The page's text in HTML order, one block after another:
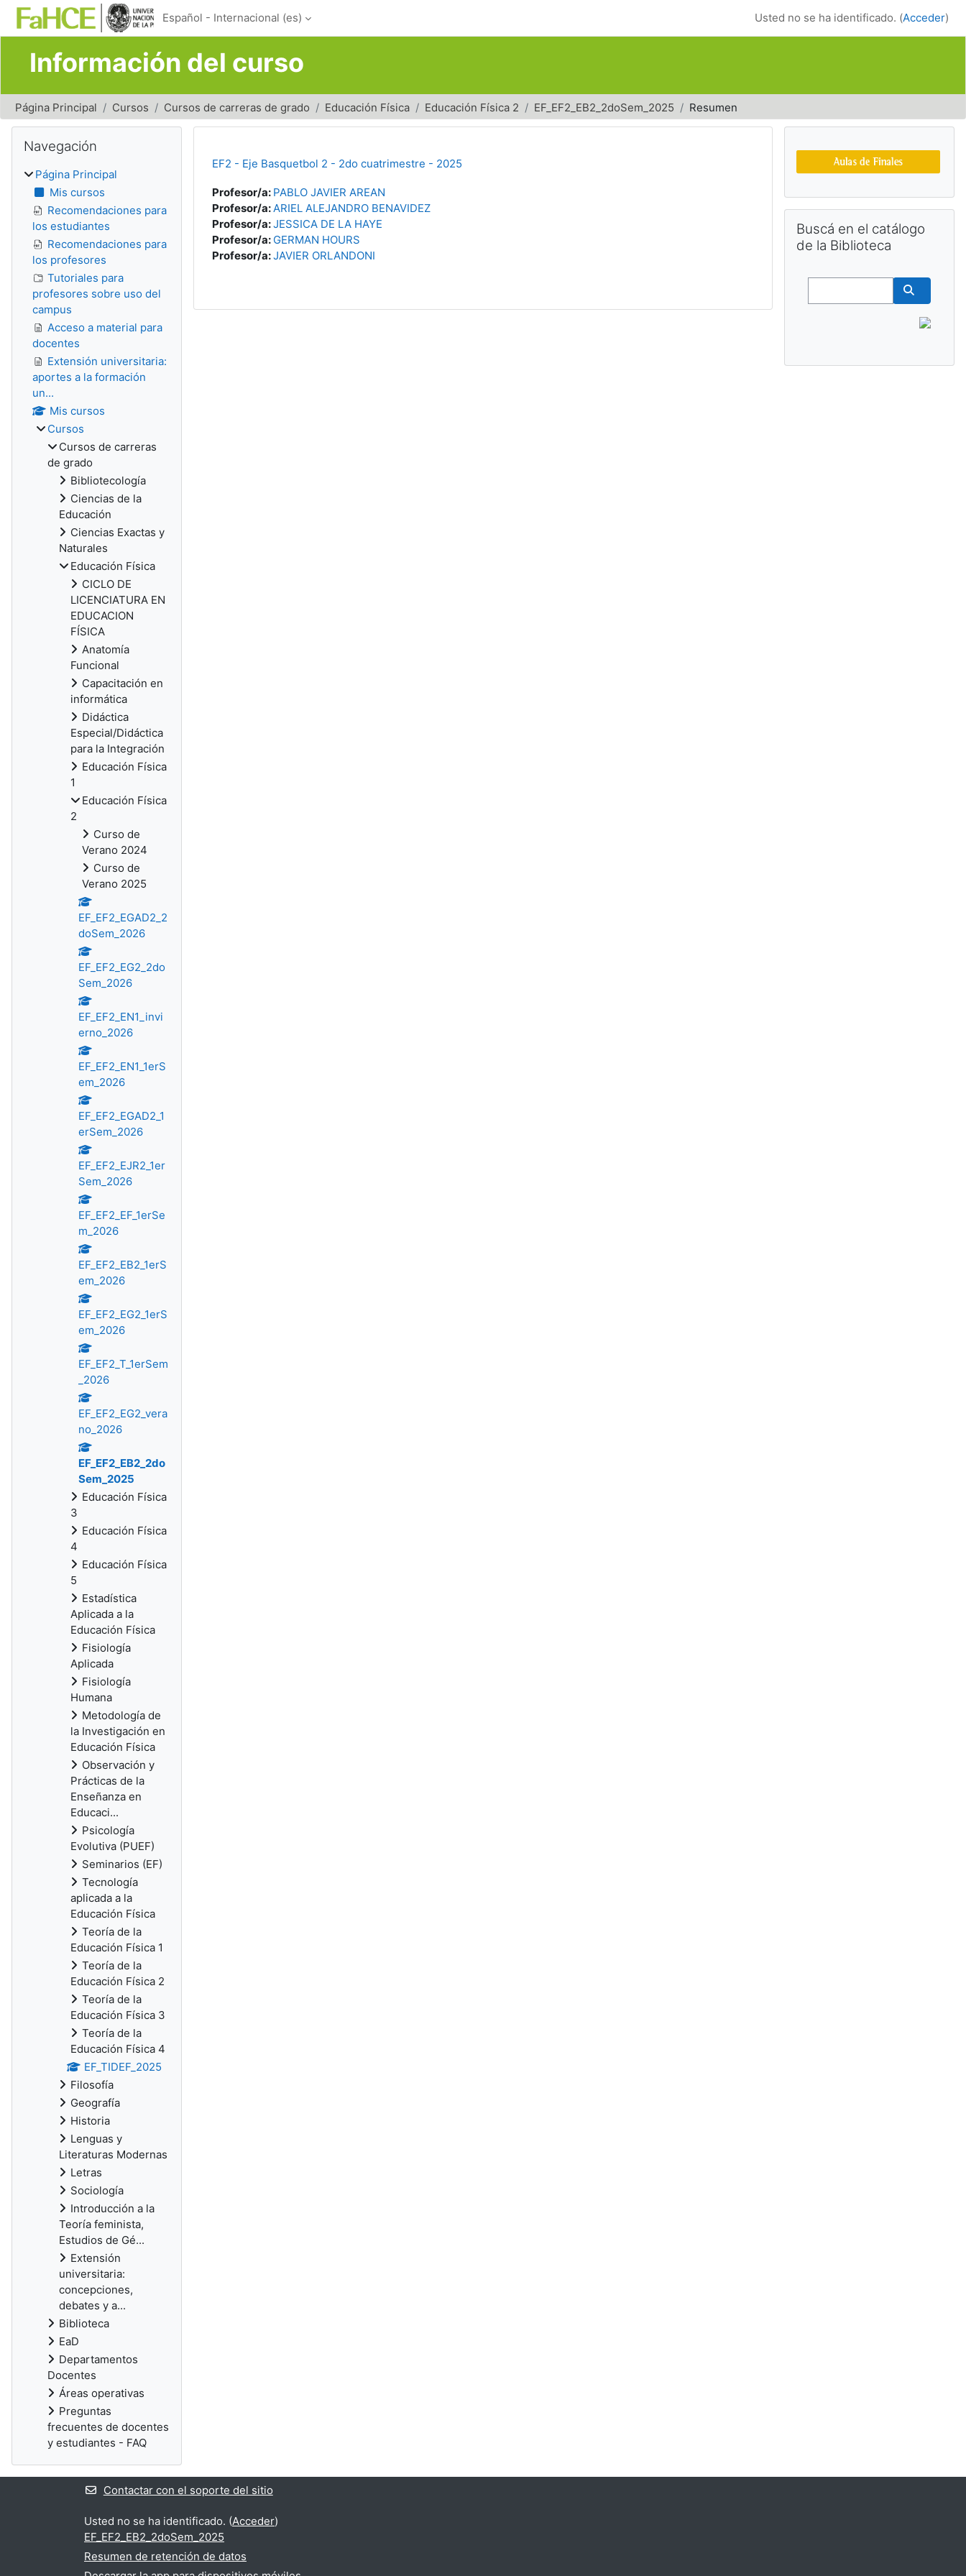
Salta al contenido principal
Español - Internacional ‎(es)‎ Usted no se ha identificado. (Acceder)
Información del curso
Página Principal Cursos Cursos de carreras de grado Educación Física Educación Física 2 EF_EF2_EB2_2doSem_2025 Resumen
EF2 - Eje Basquetbol 2 - 2do cuatrimestre - 2025
Profesor/a: PABLO JAVIER AREAN
Profesor/a:ARIEL ALEJANDRO BENAVIDEZ
Profesor/a:JESSICA DE LA HAYE
Profesor/a: GERMAN HOURS
Profesor/a:JAVIER ORLANDONI
Bloques
Navegación
Página Principal
Mis cursos
Recomendaciones para
los estudiantes
Recomendaciones para
los profesores
Tutoriales para
profesores sobre uso del
campus
Acceso a material para
docentes
Extensión universitaria:
aportes a la formación
un...
Mis cursos
Cursos
Cursos de carreras
de grado
Bibliotecología
Ciencias de la
Educación
Ciencias Exactas y
Naturales
Educación Física
CICLO DE
LICENCIATURA EN
EDUCACION
FÍSICA
Anatomía
Funcional
Capacitación en
informática
Didáctica
Especial/Didáctica
para la Integración
Educación Física
1
Educación Física
2
Curso de
Verano 2024
Curso de
Verano 2025
EF_EF2_EGAD2_2
doSem_2026
EF_EF2_EG2_2do
Sem_2026
EF_EF2_EN1_invi
erno_2026
EF_EF2_EN1_1erS
em_2026
EF_EF2_EGAD2_1
erSem_2026
EF_EF2_EJR2_1er
Sem_2026
EF_EF2_EF_1erSe
m_2026
EF_EF2_EB2_1erS
em_2026
EF_EF2_EG2_1erS
em_2026
EF_EF2_T_1erSem
_2026
EF_EF2_EG2_vera
no_2026
EF_EF2_EB2_2do
Sem_2025
Educación Física
3
Educación Física
4
Educación Física
5
Estadística
Aplicada a la
Educación Física
Fisiología
Aplicada
Fisiología
Humana
Metodología de
la Investigación en
Educación Física
Observación y
Prácticas de la
Enseñanza en
Educaci...
Psicología
Evolutiva (PUEF)
Seminarios (EF)
Tecnología
aplicada a la
Educación Física
Teoría de la
Educación Física 1
Teoría de la
Educación Física 2
Teoría de la
Educación Física 3
Teoría de la
Educación Física 4
EF_TIDEF_2025
Filosofía
Geografía
Historia
Lenguas y
Literaturas Modernas
Letras
Sociología
Introducción a la
Teoría feminista,
Estudios de Gé...
Extensión
universitaria:
concepciones,
debates y a...
Biblioteca
EaD
Departamentos
Docentes
Áreas operativas
Preguntas
frecuentes de docentes
y estudiantes - FAQ
Buscá en el catálogo
de la Biblioteca
Buscar
Buscar
Contactar con el soporte del sitio
Usted no se ha identificado. (Acceder)
EF_EF2_EB2_2doSem_2025
Resumen de retención de datos